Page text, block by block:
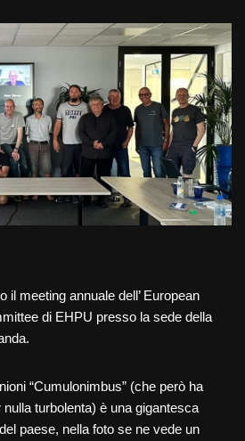
il meeting annuale dell’ European
di EHPU presso la sede della
“Cumulonimbus” (che però ha
turbolenta) è una gigantesca
paese, nella foto se ne vede un